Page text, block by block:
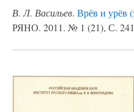
В. Л. Васильев. Врёв и урёв
РЯНО. 2011. № 1 (21), С.